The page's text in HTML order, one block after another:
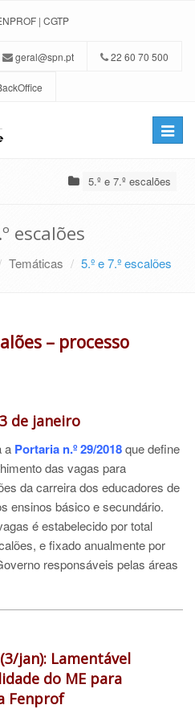
| CGTP
geral@spn.pt 22 60 70 500
Toggle
5.º e 7.º escalões
escalões
Temáticas 5.º e 7.º escalões
– processo
de janeiro
a Portaria n.º 29/2018que define
das vagas para
da carreira dos educadores de
ensinos básico e secundário.
é estabelecido por total
e fixado anualmente por
responsáveis pelas áreas
jan): Lamentável
do ME para
Fenprof